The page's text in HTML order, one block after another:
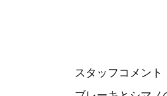
スタッフコメン